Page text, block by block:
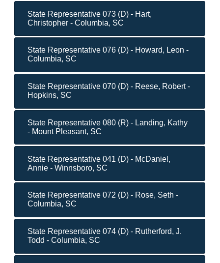
State Representative 073 (D) - Hart,
Christopher - Columbia, SC
State Representative 076 (D) - Howard, Leon -
Columbia, SC
State Representative 070 (D) - Reese, Robert -
Hopkins, SC
State Representative 080 (R) - Landing, Kathy
- Mount Pleasant, SC
State Representative 041 (D) - McDaniel,
Annie - Winnsboro, SC
State Representative 072 (D) - Rose, Seth -
Columbia, SC
State Representative 074 (D) - Rutherford, J.
Todd - Columbia, SC